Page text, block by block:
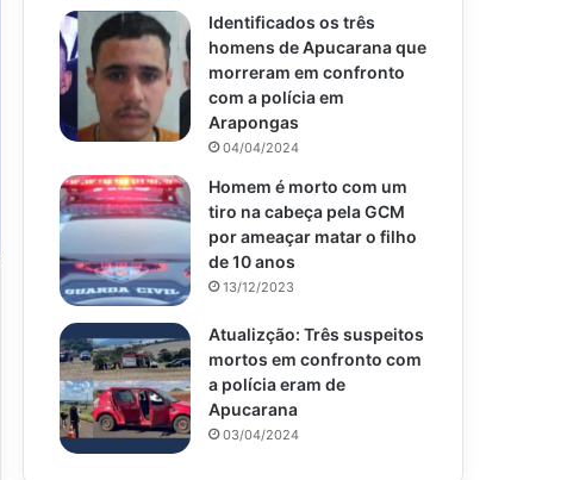
Identificados os três
homens de Apucarana que
morreram em confronto
com a polícia em
Arapongas
04/04/2024
Homem é morto com um
tiro na cabeça pela GCM
por ameaçar matar o filho
de 10 anos
13/12/2023
Atualizção: Três suspeitos
mortos em confronto com
a polícia eram de
Apucarana
03/04/2024